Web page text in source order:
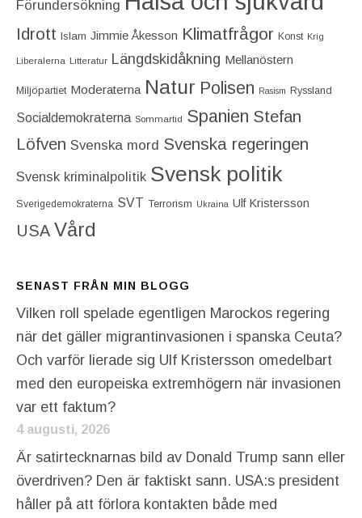
Förundersökning
Idrott Islam Jimmie Åkesson Klimatfrågor Konst Krig
Liberalerna Litteratur Längdskidåkning Mellanöstern
Miljöpartiet Moderaterna Natur Polisen Rasism Ryssland
Socialdemokraterna Sommartid Spanien Stefan
Löfven Svenska mord Svenska regeringen
Svensk kriminalpolitik Svensk politik
Sverigedemokraterna SVT Terrorism Ukraina Ulf Kristersson
USA Vård
SENAST FRÅN MIN BLOGG
Vilken roll spelade egentligen Marockos regering
när det gäller migrantinvasionen i spanska Ceuta?
Och varför lierade sig Ulf Kristersson omedelbart
med den europeiska extremhögern när invasionen
var ett faktum?
4 augusti, 2026
Är satirtecknarnas bild av Donald Trump sann eller
överdriven? Den är faktiskt sann. USA:s president
håller på att förlora kontakten både med